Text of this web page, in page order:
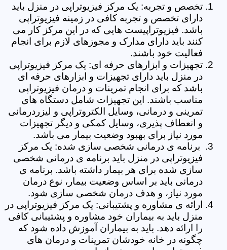
تخصص و تجربه: یک مرکز فیزیوتراپی در منزل باید
دارای تخصص و تجربه کافی در زمینه فیزیوتراپی
باشد. فیزیوتراپیست هایی که در این مرکز کار می
کنند باید دارای مدارک و مجوزهای لازم برای انجام
فعالیت خود باشند.
تجهیزات و ابزارهای حرفه ای: یک مرکز فیزیوتراپی
در منزل باید دارای تجهیزات و ابزارهای حرفه ای
باشد که برای انجام تمرینات و درمان فیزیوتراپی
مناسب باشند. این تجهیزات شامل دستگاه های
تمرینی و درمانی، وسایل الکتروتراپی و لیزردرمانی
و انعطاف پذیری، وسایل کمکی و دیگر تجهیزات
مورد نیاز برای بهبود وضعیت بیمار می باشد.
برنامه ی درمانی شخصی سازی شده: یک مرکز
فیزیوتراپی در منزل باید برنامه ی درمانی شخصی
سازی شده برای هر بیمار داشته باشد. برنامه ی
درمانی باید بر اساس وضعیت بیمار، نوع درمان
مورد نیاز، و هدف درمان شخصی سازی شود.
ارائه ی مشاوره و پشتیبانی: یک مرکز فیزیوتراپی در
منزل باید به بیماران خود مشاوره و پشتیبانی کافی
را ارائه دهد. باید به بیماران آموزش داده شود که
چگونه در خانه خودشان تمرینات و درمان های